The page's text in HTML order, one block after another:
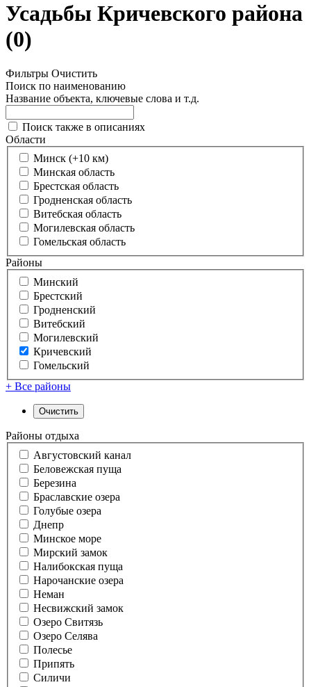
Усадьбы Кричевского района
(0)
Фильтры Очистить
Поиск по наименованию
Название объекта, ключевые слова и т.д.
Поиск также в описаниях
Области
Минск (+10 км)
Минская область
Брестская область
Гродненская область
Витебская область
Могилевская область
Гомельская область
Районы
Минский
Брестский
Гродненский
Витебский
Могилевский
Кричевский
Гомельский
+ Все районы
Районы отдыха
Августовский канал
Беловежская пуща
Березина
Браславские озера
Голубые озера
Днепр
Минское море
Мирский замок
Налибокская пуща
Нарочанские озера
Неман
Несвижский замок
Озеро Свитязь
Озеро Селява
Полесье
Припять
Силичи